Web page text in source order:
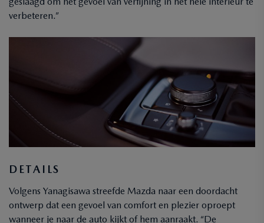
verbeteren.”
DETAILS
Volgens Yanagisawa streefde Mazda naar een doordacht
ontwerp dat een gevoel van comfort en plezier oproept
wanneer je naar de auto kijkt of hem aanraakt. “De